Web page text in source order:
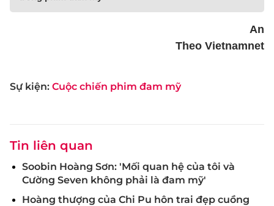
Sự kiện: Cuộc chiến phim đam mỹ
An
Theo Vietnamnet
Tin liên quan
Soobin Hoàng Sơn: 'Mối quan hệ của tôi và
Cường Seven không phải là đam mỹ'
Hoàng thượng của Chi Pu hôn trai đẹp cuồng